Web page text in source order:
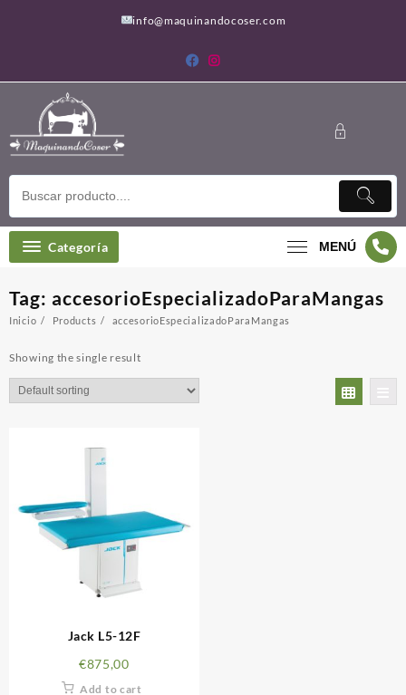
info@maquinandocoser.com
Categoría MENÚ
Tag: accesorioEspecializadoParaMangas
Inicio Products accesorioEspecializadoParaMangas
Showing the single result
Jack L5-12F
€875,00
Add to cart